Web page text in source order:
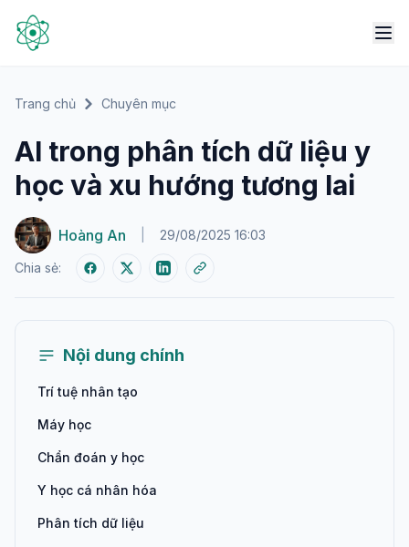
Trang chủ Chuyên mục
AI trong phân tích dữ liệu y
học và xu hướng tương lai
Hoàng An 29/08/2025 16:03
Chia sẻ:
Nội dung chính
Trí tuệ nhân tạo
Máy học
Chẩn đoán y học
Y học cá nhân hóa
Phân tích dữ liệu